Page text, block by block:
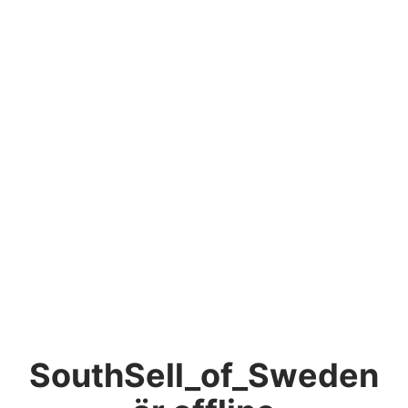
SouthSell_of_Sweden